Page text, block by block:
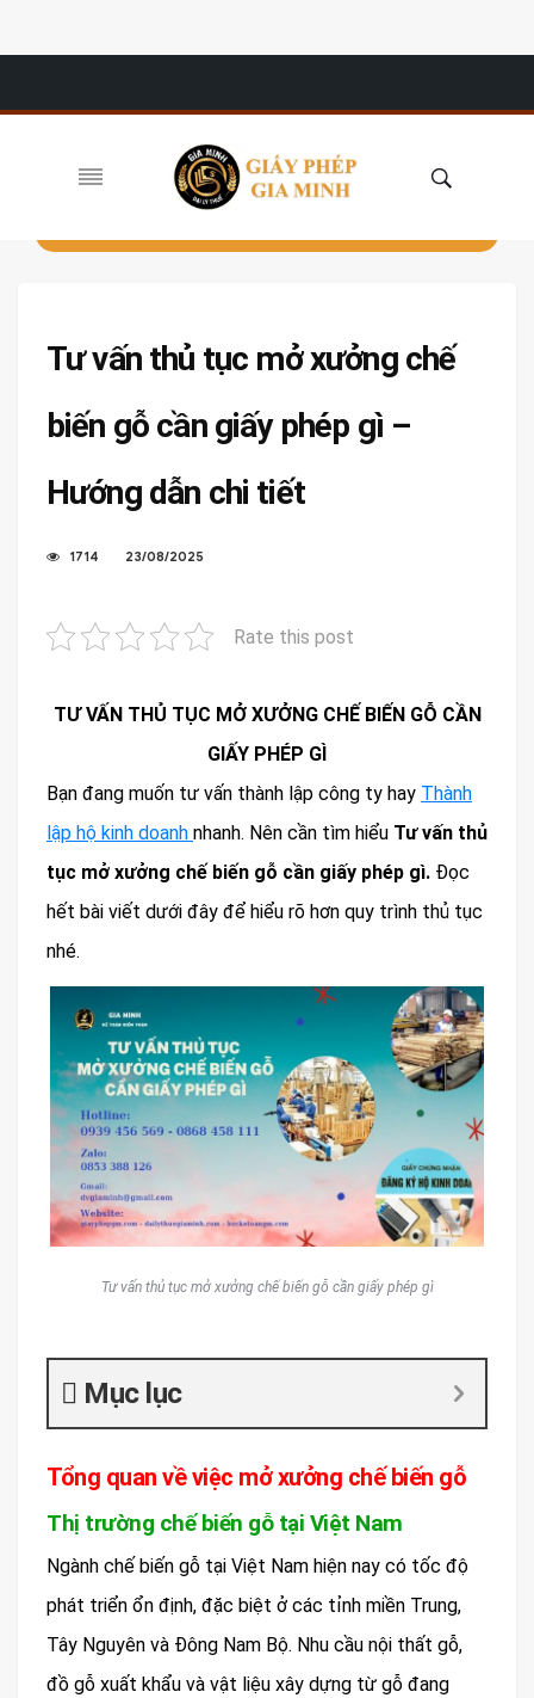
Tư vấn thủ tục mở xưởng chế
biến gỗ cần giấy phép gì –
Hướng dẫn chi tiết
1714 23/08/2025
Rate this post
TƯ VẤN THỦ TỤC MỞ XƯỞNG CHẾ BIẾN GỖ CẦN
GIẤY PHÉP GÌ
Bạn đang muốn tư vấn thành lập công ty hay Thành
lập hộ kinh doanh nhanh. Nên cần tìm hiểu Tư vấn thủ
tục mở xưởng chế biến gỗ cần giấy phép gì. Đọc
hết bài viết dưới đây để hiểu rõ hơn quy trình thủ tục
nhé.
Tư vấn thủ tục mở xưởng chế biến gỗ cần giấy phép gì
Mục lục
Tổng quan về việc mở xưởng chế biến gỗ
Thị trường chế biến gỗ tại Việt Nam
Ngành chế biến gỗ tại Việt Nam hiện nay có tốc độ
phát triển ổn định, đặc biệt ở các tỉnh miền Trung,
Tây Nguyên và Đông Nam Bộ. Nhu cầu nội thất gỗ,
đồ gỗ xuất khẩu và vật liệu xây dựng từ gỗ đang